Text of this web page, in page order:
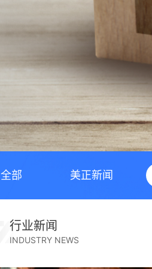
全部 美正新闻
行业新闻
INDUSTRY NEWS